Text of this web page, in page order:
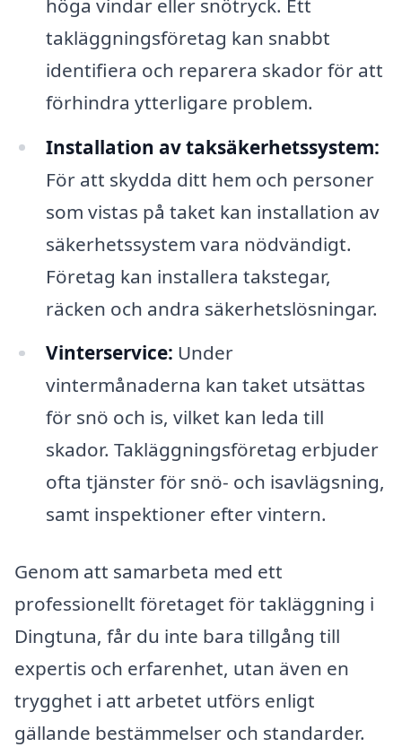
höga vindar eller snötryck. Ett
takläggningsföretag kan snabbt
identifiera och reparera skador för att
förhindra ytterligare problem.
Installation av taksäkerhetssystem:
För att skydda ditt hem och personer
som vistas på taket kan installation av
säkerhetssystem vara nödvändigt.
Företag kan installera takstegar,
räcken och andra säkerhetslösningar.
Vinterservice: Under
vintermånaderna kan taket utsättas
för snö och is, vilket kan leda till
skador. Takläggningsföretag erbjuder
ofta tjänster för snö- och isavlägsning,
samt inspektioner efter vintern.
Genom att samarbeta med ett
professionellt företaget för takläggning i
Dingtuna, får du inte bara tillgång till
expertis och erfarenhet, utan även en
trygghet i att arbetet utförs enligt
gällande bestämmelser och standarder.